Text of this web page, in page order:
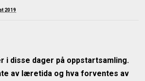
2019
i disse dager på oppstartsamling.
av læretida og hva forventes av